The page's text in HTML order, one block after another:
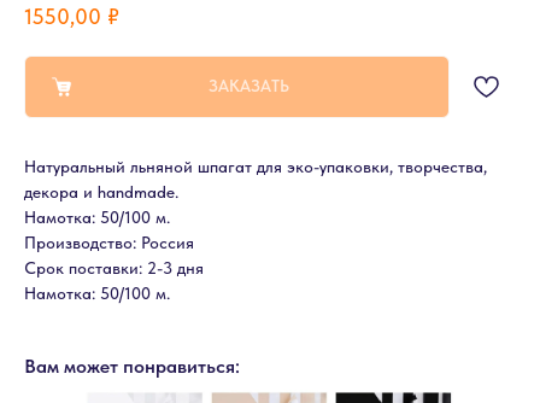
1550,00 ₽
ЗАКАЗАТЬ
Натуральный льняной шпагат для эко-упаковки, творчества,
декора и handmade.
Намотка: 50/100 м.
Производство: Россия
Срок поставки: 2-3 дня
Намотка: 50/100 м.
Вам может понравиться: